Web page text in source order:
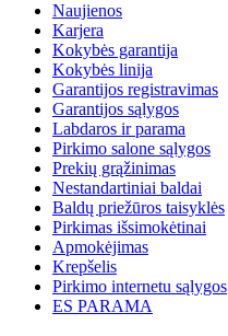
Naujienos
Karjera
Kokybės garantija
Kokybės linija
Garantijos registravimas
Garantijos sąlygos
Labdaros ir parama
Pirkimo salone sąlygos
Prekių grąžinimas
Nestandartiniai baldai
Baldų priežūros taisyklės
Pirkimas išsimokėtinai
Apmokėjimas
Krepšelis
Pirkimo internetu sąlygos
ES PARAMA